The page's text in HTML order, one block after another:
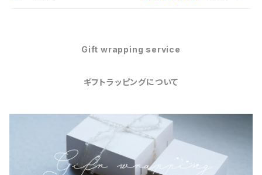
Gift wrapping service
ギフトラッピングについて